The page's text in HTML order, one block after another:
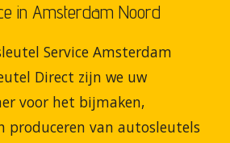
in Amsterdam Noord
Service Amsterdam
Direct zijn we uw
voor het bijmaken,
produceren van autosleutels